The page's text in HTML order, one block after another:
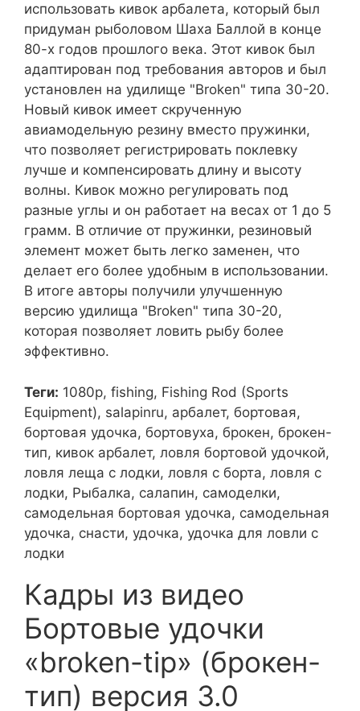
использовать кивок арбалета, который был
придуман рыболовом Шаха Баллой в конце
80-х годов прошлого века. Этот кивок был
адаптирован под требования авторов и был
установлен на удилище "Broken" типа 30-20.
Новый кивок имеет скрученную
авиамодельную резину вместо пружинки,
что позволяет регистрировать поклевку
лучше и компенсировать длину и высоту
волны. Кивок можно регулировать под
разные углы и он работает на весах от 1 до 5
грамм. В отличие от пружинки, резиновый
элемент может быть легко заменен, что
делает его более удобным в использовании.
В итоге авторы получили улучшенную
версию удилища "Broken" типа 30-20,
которая позволяет ловить рыбу более
эффективно.
Теги: 1080p, fishing, Fishing Rod (Sports
Equipment), salapinru, арбалет, бортовая,
бортовая удочка, бортовуха, брокен, брокен-
тип, кивок арбалет, ловля бортовой удочкой,
ловля леща с лодки, ловля с борта, ловля с
лодки, Рыбалка, салапин, самоделки,
самодельная бортовая удочка, самодельная
удочка, снасти, удочка, удочка для ловли с
лодки
Кадры из видео
Бортовые удочки
«broken-tip» (брокен-
тип) версия 3.0